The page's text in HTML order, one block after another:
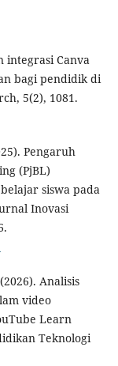
integrasi Canva
bagi pendidik di
5(2), 1081.
Pengaruh
(PjBL)
siswa pada
Inovasi
Analisis
video
Learn
Teknologi